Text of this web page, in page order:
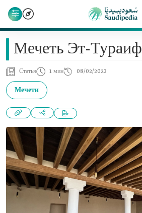
Мечеть Эт-Тураиф
Статья 1 мин 08/02/2023
Мечети